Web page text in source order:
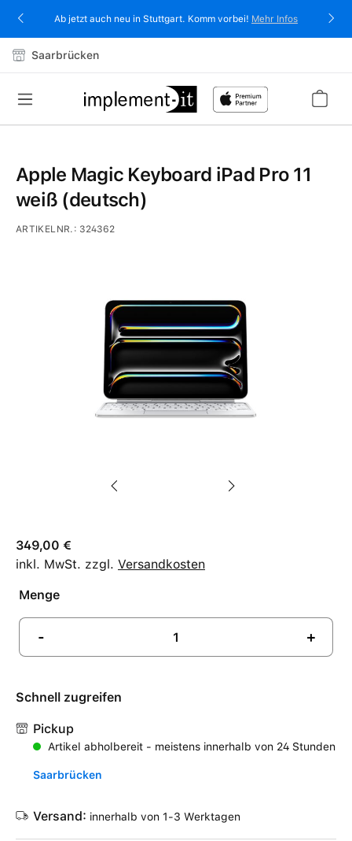
springenAb jetzt auch neu in Stuttgart. Komm vorbei! Mehr Infos
Saarbrücken
Apple Magic Keyboard iPad Pro 11
weiß (deutsch)
ARTIKELNR.: 324362
349,00 €
inkl. MwSt. zzgl. Versandkosten
Menge
- +
Schnell zugreifen
Pickup
Artikel abholbereit - meistens innerhalb von 24 Stunden
Saarbrücken
Versand: innerhalb von 1-3 Werktagen